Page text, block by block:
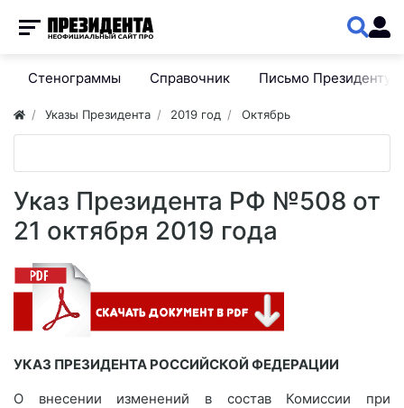
Стенограммы Справочник Письмо Президенту
Указы Президента 2019 год Октябрь
Указ Президента РФ №508 от
21 октября 2019 года
УКАЗ ПРЕЗИДЕНТА РОССИЙСКОЙ ФЕДЕРАЦИИ
О внесении изменений в состав Комиссии при